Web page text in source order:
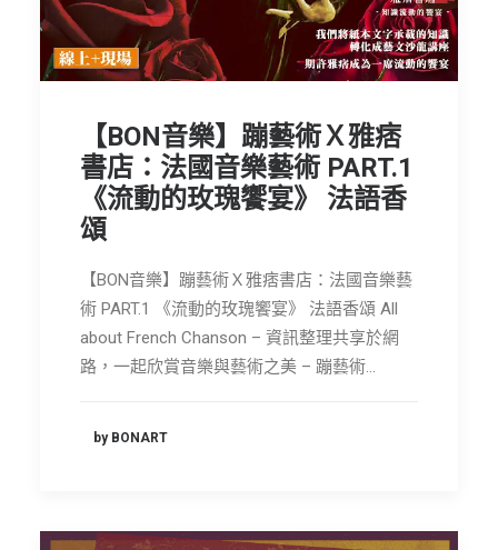
【BON音樂】蹦藝術Ｘ雅痞
書店：法國音樂藝術 PART.1
《流動的玫瑰饗宴》 法語香
頌
【BON音樂】蹦藝術Ｘ雅痞書店：法國音樂藝
術 PART.1 《流動的玫瑰饗宴》 法語香頌 All
about French Chanson – 資訊整理共享於網
路，一起欣賞音樂與藝術之美 – 蹦藝術…
by BONART